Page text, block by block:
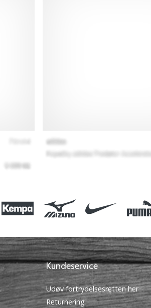
Kundeservice
Udøv fortrydelsesretten her
Returnering